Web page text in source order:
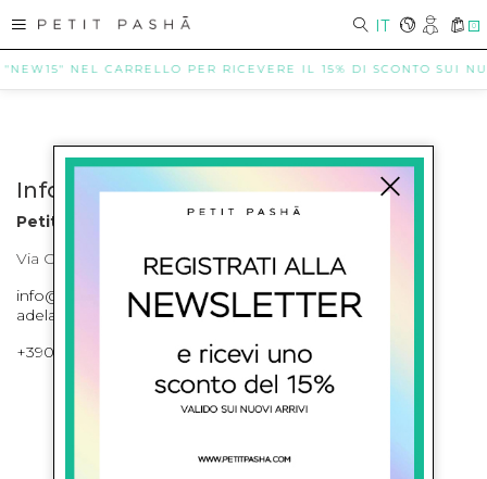
IT 0
NEL CARRELLO PER RICEVERE IL 15% DI SCONTO SUI
Info contatti
Petit Pasha
Via Cilea, 255 Napoli Corso Umberto I 301 Napoli
info@petitpasha.com, petitpasha@hotmail.it,
adelaide.petitpasha@hotmail.com
+39081643421 , +390812351280
ISCRIVITI ALLA NEWSLETTER